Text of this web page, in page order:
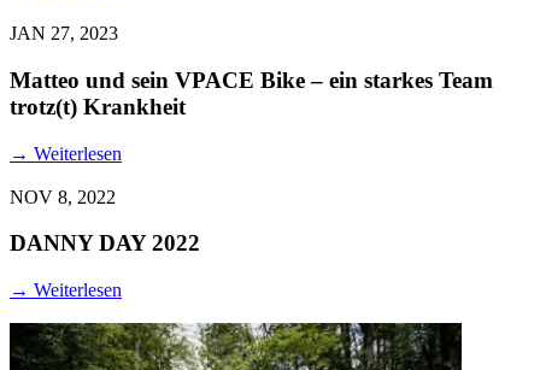
JAN 27, 2023
Matteo und sein VPACE Bike – ein starkes Team
trotz(t) Krankheit
→ Weiterlesen
NOV 8, 2022
DANNY DAY 2022
→ Weiterlesen